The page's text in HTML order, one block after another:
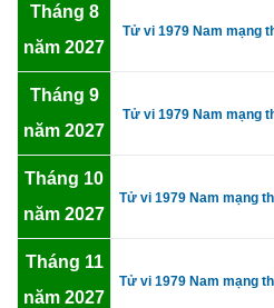
Tháng 8
năm 2027
Tử vi 1979 Nam mạng
Tháng 9
năm 2027
Tử vi 1979 Nam mạng
Tháng 10
năm 2027
Tử vi 1979 Nam mạng
Tháng 11
năm 2027
Tử vi 1979 Nam mạng